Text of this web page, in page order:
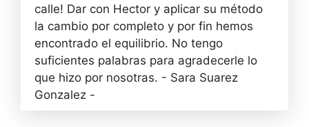
calle! Dar con Hector y aplicar su método
la cambio por completo y por fin hemos
encontrado el equilibrio. No tengo
suficientes palabras para agradecerle lo
que hizo por nosotras. - Sara Suarez
Gonzalez -